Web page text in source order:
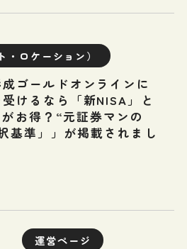
ロケーション）
成ゴールドオンラインに
けるなら「新NISA」と
お得？“元証券マンの
基準」」が掲載されまし
運営ページ